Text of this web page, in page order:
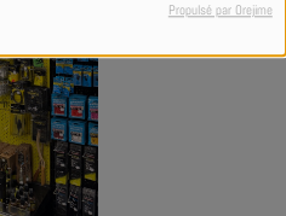
Propulsé par Orejime